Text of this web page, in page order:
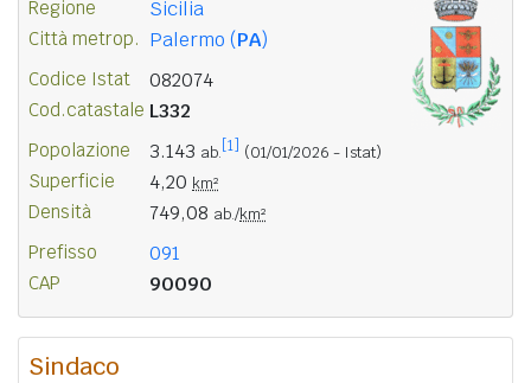
Regione Sicilia
Città metrop. Palermo (PA)
Codice Istat 082074
Cod.catastale L332
Popolazione 3.143 ab. [1] (01/01/2026 - Istat)
Superficie 4,20 km²
Densità 749,08 ab./km²
Prefisso 091
CAP 90090
Sindaco